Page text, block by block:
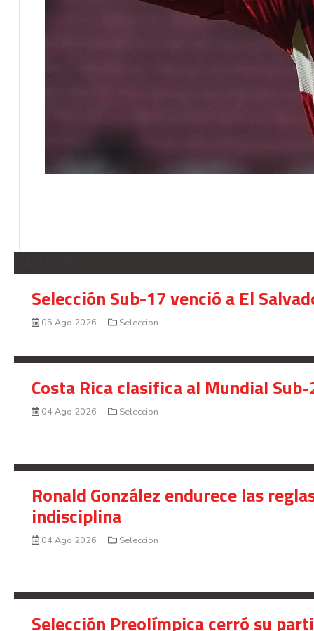
Selección Sub-17 venció a El
05 Ago 2026 Seleccion
Costa Rica clasifica al Mundial
04 Ago 2026 Seleccion
Ronald González endurece las
indisciplina
04 Ago 2026 Seleccion
Selección Preolímpica cerró su